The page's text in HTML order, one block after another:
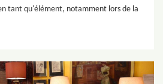
tant qu'élément, notamment lors de la